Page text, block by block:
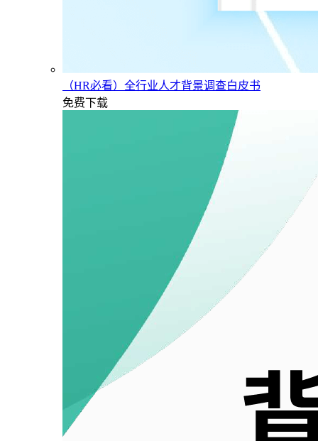
（HR必看）全行业人才背景调查白皮书
免费下载